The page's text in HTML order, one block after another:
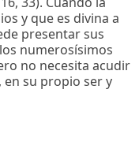
y que es divina a
presentar sus
numerosísimos
no necesita acudir
en su propio ser y